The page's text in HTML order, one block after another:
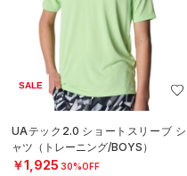
SALE
UAテック2.0 ショートスリーブ シ
ャツ（トレーニング/BOYS）
￥1,925 30%OFF